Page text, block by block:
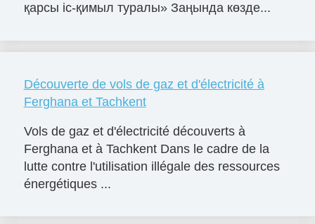
қарсы іс-қимыл туралы» Заңында көзде...
Découverte de vols de gaz et d'électricité à
Ferghana et Tachkent
Vols de gaz et d'électricité découverts à
Ferghana et à Tachkent Dans le cadre de la
lutte contre l'utilisation illégale des ressources
énergétiques ...